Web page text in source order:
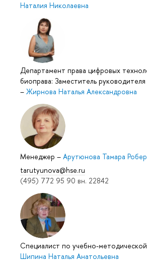
Наталия Николаевна
Департамент права цифровых
биоправа: Заместитель
– Жирнова Наталья Александровна
Менеджер – Арутюнова Тамара
tarutyunova@hse.ru
(495) 772 95 90 вн. 22842
Специалист по учебно-
Шипина Наталья Анатольевна